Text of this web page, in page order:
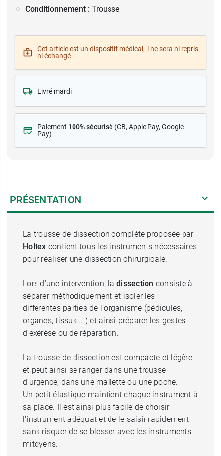
Conditionnement : Trousse
Cet article est un dispositif médical, il ne sera ni repris
ni échangé
Livré mardi
Paiement 100% sécurisé (CB, Apple Pay, Google
Pay)
PRÉSENTATION
La trousse de dissection complète proposée par
Holtex contient tous les instruments nécessaires
pour réaliser une dissection chirurgicale.
Lors d'une intervention, la dissection consiste à
séparer méthodiquement et isoler les
différentes parties de l'organisme (pédicules,
organes, tissus ...) et ainsi préparer les gestes
d'exérèse ou de réparation.
La trousse de dissection est compacte et légère
et peut ainsi se ranger dans une trousse
d'urgence, dans une mallette ou une poche.
Un petit élastique maintient chaque instrument à
sa place. Il est ainsi plus facile de choisir
l'instrument adéquat et de le saisir rapidement
sans risquer de se blesser avec les instruments
mitoyens.